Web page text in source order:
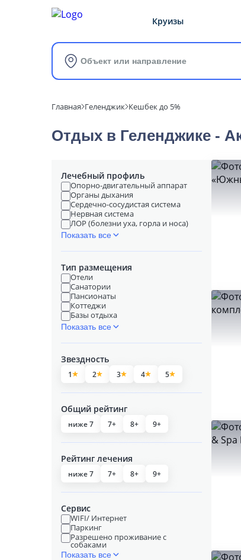
Круизы
Объект или направление
Главная Геленджик Кешбек до 5%
Отдых в Геленджике -
Лечебный профиль
Опорно-двигательный аппарат
Органы дыхания
Сердечно-сосудистая система
Нервная система
ЛОР (болезни уха, горла и носа)
Показать все
Тип размещения
Отели
Санатории
Пансионаты
Коттеджи
Базы отдыха
Показать все
Звездность
1 2 3 4 5
Общий рейтинг
ниже 7 7+ 8+ 9+
Рейтинг лечения
ниже 7 7+ 8+ 9+
Сервис
WIFI/ Интернет
Паркинг
Разрешено проживание с
собаками
Показать все